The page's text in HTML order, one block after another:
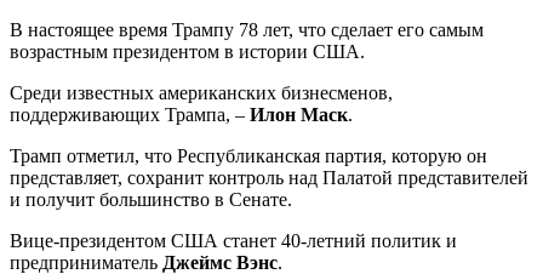
В настоящее время Трампу 78 лет, что сделает его самым
возрастным президентом в истории США.
Среди известных американских бизнесменов,
поддерживающих Трампа, – Илон Маск.
Трамп отметил, что Республиканская партия, которую он
представляет, сохранит контроль над Палатой представителей
и получит большинство в Сенате.
Вице-президентом США станет 40-летний политик и
предприниматель Джеймс Вэнс.